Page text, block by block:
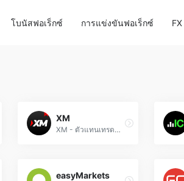
โบนัสฟอเร็กซ์ การแข่งขันฟอเร็กซ์
XM
XM - ตัวแทนเทรดฟอเร็กซ์และ CFD ที่ได้รับความนิยมทั่วโลก เปิดให้บริการซื้อขายสินทรัพย์มากกว่า 1,400 รายการด้วยสเปรดต่ำ
easyMarkets